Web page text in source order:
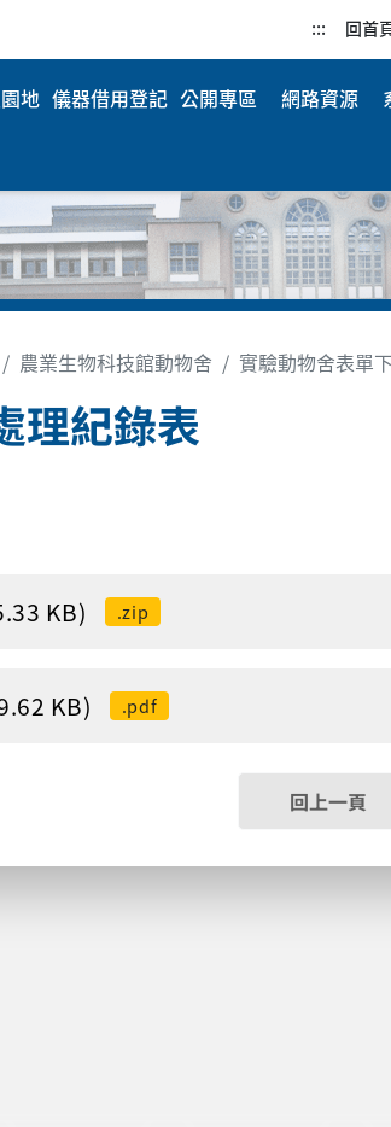
::: 回首
地 儀器借用登記 公開專區 網路資源
農業生物科技館動物舍 實驗動物舍表單
理紀錄表
KB) .zip
KB) .pdf
回上一頁